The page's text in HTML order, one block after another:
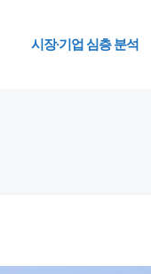
시장·기업 심층 분석